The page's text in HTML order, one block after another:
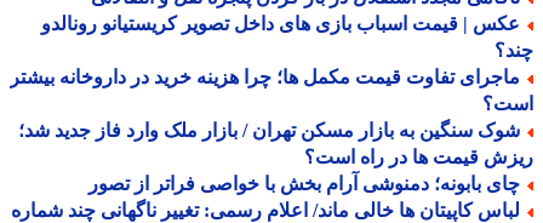
| قیمت اسباب بازی های داخل تصویر کریستیانو رونالدو
تفاوت قیمت مکمل ها؛ چرا هزینه خرید در داروخانه بیشتر
سنگین به بازار مسکن تهران / بازار ملک وارد فاز جدید شد؛
قیمت ها در راه است؟
بابونه؛ دمنوشی آرام بخش با خواصی فراتر از تصور
کاپیتان ها خالی ماند/ اعلام رسمی: تغییر ناگهانی چند شماره